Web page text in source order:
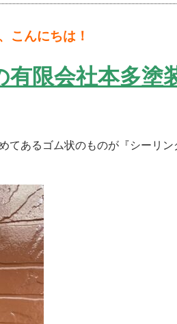
こんにちは！
限会社本多塗
てあるゴム状のものが『シーリ